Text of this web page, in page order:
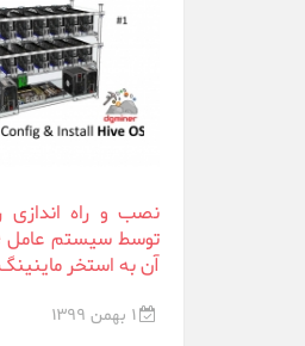
نصب و راه اندازی
آن به استخر
1 بهمن 1399